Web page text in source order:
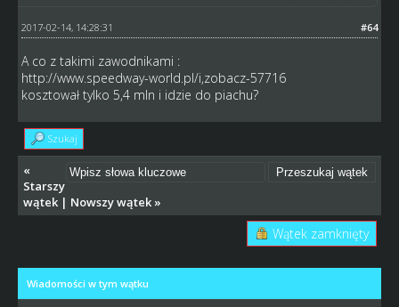
#64
2017-02-14, 14:28:31
A co z takimi zawodnikami :
http://www.speedway-world.pl/i,zobacz-57716
kosztował tylko 5,4 mln i idzie do piachu?
Szukaj
«
Starszy
wątek| Nowszy wątek»
Wątek zamknięty
Wiadomości w tym wątku